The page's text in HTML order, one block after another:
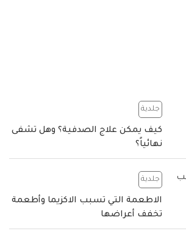
جلدية
كيف يمكن علاج الصدفية؟ وهل تشفى
نهائياً؟
جلدية
الاطعمة التي تسبب الاكزيما وأطعمة
تخفف أعراضها